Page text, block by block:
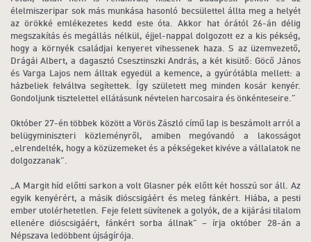
élelmiszeripar sok más munkása hasonló becsülettel állta meg a helyét
az örökké emlékezetes kedd este óta. Akkor hat órától 26-án délig
megszakítás és megállás nélkül, éjjel-nappal dolgozott ez a kis pékség,
hogy a környék családjai kenyeret vihessenek haza. S az üzemvezető,
Drágái Albert, a dagasztó Csesztinszki András, a két kisütő: Göcő János
és Varga Lajos nem álltak egyedül a kemence, a gyúrótábla mellett: a
házbeliek felváltva segítettek. Így született meg minden kosár kenyér.
Gondoljunk tisztelettel ellátásunk névtelen harcosaira és önkénteseire.”
Október 27-én többek között a Vörös Zászló című lap is beszámolt arról a
belügyminiszteri közleményről, amiben megóvandó a lakosságot
„elrendelték, hogy a közüzemeket és a pékségeket kivéve a vállalatok ne
dolgozzanak”.
„A Margit híd előtti sarkon a volt Glasner pék előtt két hosszú sor áll. Az
egyik kenyérért, a másik dióscsigáért és meleg fánkért. Hiába, a pesti
ember utolérhetetlen. Feje felett süvítenek a golyók, de a kijárási tilalom
ellenére dióscsigáért, fánkért sorba állnak” – írja október 28-án a
Népszava ledöbbent újságírója.